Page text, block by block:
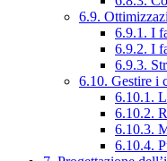
6.9.
6.9.1. I
6.9.2. I
6.9.3.
6.10. Gestire i
6.10.1.
6.10.2.
6.10.3.
6.10.4.